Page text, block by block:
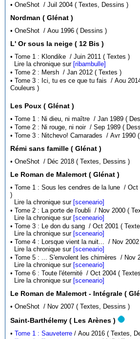
• OneShot / Juil 2004 ( Textes, Dessins )
Nordman ( Glénat )
• OneShot / Aou 1996 ( Dessins )
L' Or sous la neige ( 12 Bis )
• Tome 1 : Klondike / Juin 2011 ( Textes )
Lire la chronique sur [ribambulle]
• Tome 2 : Mersh / Jan 2012 ( Textes )
• Tome 3 : Ici, tu es ce que tu fais / Aou 2014 ( Textes, Dessins,
Couleurs )
Les Poux ( Glénat )
• Tome 1 : Ni
• Tome 2 : Ni rouge,
Rémi sans famille ( Glénat )
• OneShot / Déc 2018 ( Textes, Dessins )
Le Roman de Malemort ( Glénat )
• Tome 1 : Sous les cendres de la lune / Oct 1999 ( Textes, Dessins
)
Lire la chronique sur [sceneario]
• Tome
Lire la chronique sur [sceneario]
• Tome 3 : Le
Lire la chronique sur [sceneario]
Lire la chronique sur [sceneario]
Lire la chronique sur [sceneario]
• Tome 6 : Toute
Lire la chronique sur [sceneario]
Le Roman de
• OneShot / Nov 2007 ( Textes, Dessins )
Saint-Barthélemy ( Les Arènes )
•Tome 1 : Sauveterre
/ Aou 2016 (